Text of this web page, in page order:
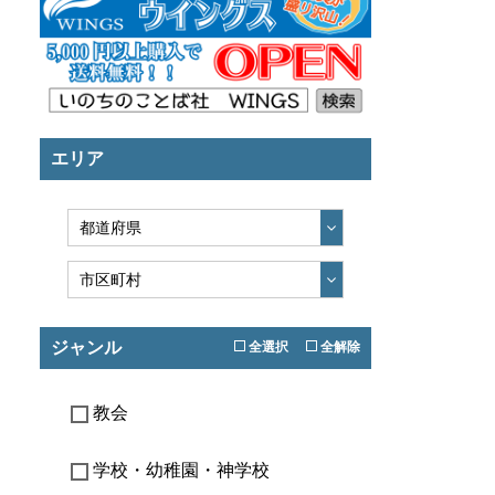
エリア
ジャンル 全選択 全解除
教会
学校・幼稚園・神学校